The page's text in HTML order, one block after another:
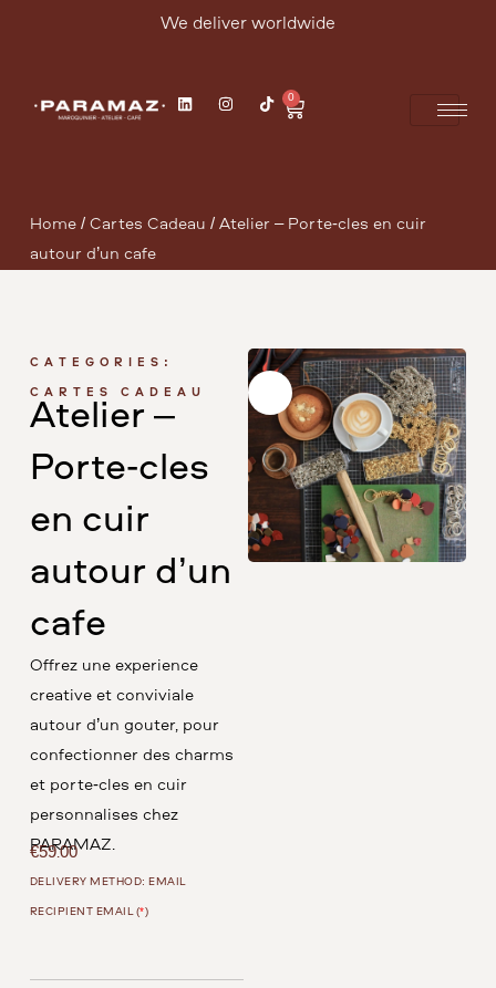
We deliver worldwide
0
Home/ Cartes Cadeau / Atelier – Porte-clés en cuir
autour d’un café
CATEGORIES:
CARTES CADEAU
Atelier –
Porte-clés
en cuir
autour d’un
café
Offrez une expérience
créative et conviviale
autour d’un goûter, pour
confectionner des charms
et porte-clés en cuir
personnalisés chez
PARAMAZ.
€59.00
DELIVERY METHOD: EMAIL
RECIPIENT EMAIL (*)